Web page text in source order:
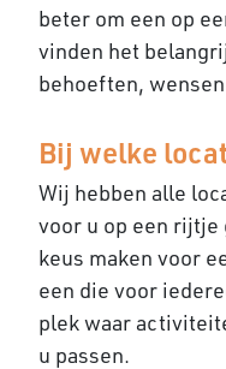
beter om een op
vinden het
behoeften,
Bij welke
Wij hebben alle
voor u op een rijtje
keus maken voor
een die voor
plek waar
u passen.